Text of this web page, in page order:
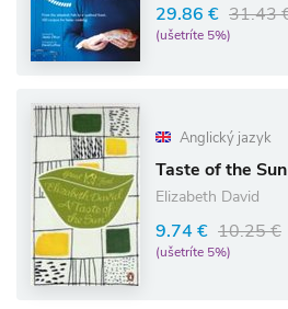
29.86 € 31.43
(ušetríte 5%)
Anglický jazyk
Taste of the Sun
Elizabeth David
9.74 € 10.25 €
(ušetríte 5%)